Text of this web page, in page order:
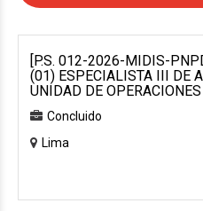
[P.S. 012-2026-MIDIS-
(01) ESPECIALISTA III DE
UNIDAD DE
Concluido
Lima